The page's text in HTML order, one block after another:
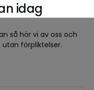
idag
så hör vi av oss och
förpliktelser.